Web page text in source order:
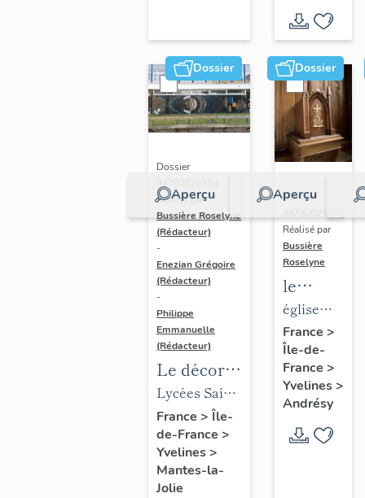
Dossier
Aperçu
Dossier
IM78002670 |
Réalisé par
Bussière Roselyne
(Rédacteur)
-
Enezian Grégoire
(Rédacteur)
-
Philippe
Emmanuelle
(Rédacteur)
Le décor
des lycées
de Mantes
Lycées Saint-
Exupéry et
Jean Rostand
France > Île-
de-France >
Yvelines>
Mantes-la-
Jolie
Dossier
Aperçu
Dossier
Réalisé par
Bussière
Roselyne
le
mobilier
de
l'église
Saint-
Germain-
de-
Paris
église
paroissiale
Saint-
Germain
France >
Île-de-
France >
Yvelines>
Andrésy